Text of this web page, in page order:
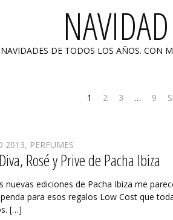
DE TODOS LOS AÑOS. CON
1 2 3 … 9
2013, PERFUMES
Rosé y Prive de Pacha Ibiza
nuevas ediciones de Pacha Ibiza me
para esos regalos Low Cost que
[…]